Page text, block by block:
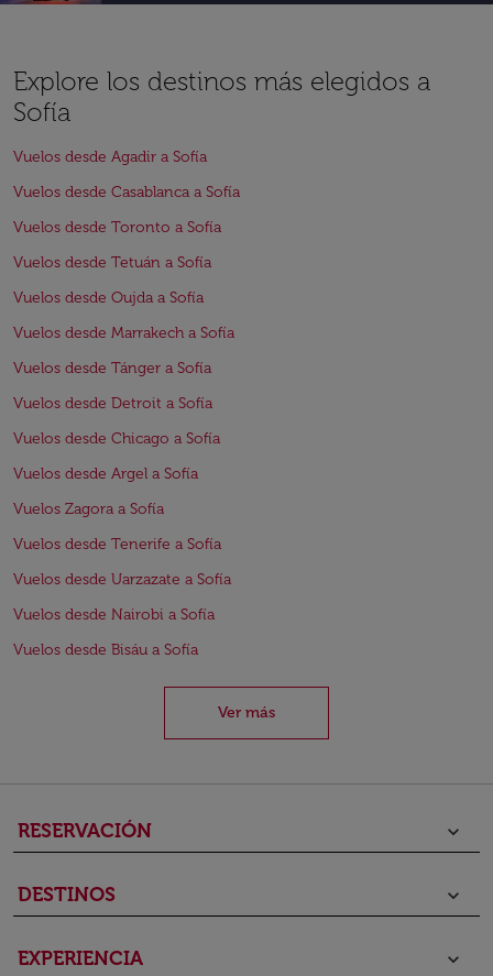
Explore los destinos más elegidos a
Sofía
Vuelos desde Agadir a Sofía
Vuelos desde Casablanca a Sofía
Vuelos desde Toronto a Sofía
Vuelos desde Tetuán a Sofía
Vuelos desde Oujda a Sofía
Vuelos desde Marrakech a Sofía
Vuelos desde Tánger a Sofía
Vuelos desde Detroit a Sofía
Vuelos desde Chicago a Sofía
Vuelos desde Argel a Sofía
Vuelos Zagora a Sofía
Vuelos desde Tenerife a Sofía
Vuelos desde Uarzazate a Sofía
Vuelos desde Nairobi a Sofía
Vuelos desde Bisáu a Sofía
Ver más
RESERVACIÓN keyboard_arrow_down
DESTINOS keyboard_arrow_down
EXPERIENCIA keyboard_arrow_down